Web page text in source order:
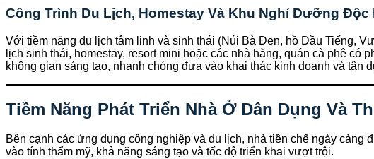
Công Trình Du Lịch, Homestay Và Khu Nghỉ Dưỡng Độc
Với tiềm năng du lịch tâm linh và sinh thái (Núi Bà Đen, hồ Dầu Tiếng,
lịch sinh thái, homestay, resort mini hoặc các nhà hàng, quán cà phê
không gian sáng tạo, nhanh chóng đưa vào khai thác kinh doanh và tận
Tiềm Năng Phát Triển Nhà Ở Dân Dụng Và
Bên cạnh các ứng dụng công nghiệp và du lịch, nhà tiền chế ngày
vào tính thẩm mỹ, khả năng sáng tạo và tốc độ triển khai vượt trội.